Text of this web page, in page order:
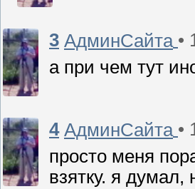
3 АдминСайта •
а при чем тут
4 АдминСайта •
просто меня
взятку. я